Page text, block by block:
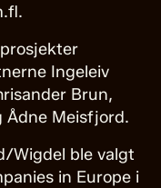
Ingeleiv
Brun,
Ådne Meisfjord.
Wigdel ble valgt
in Europe i